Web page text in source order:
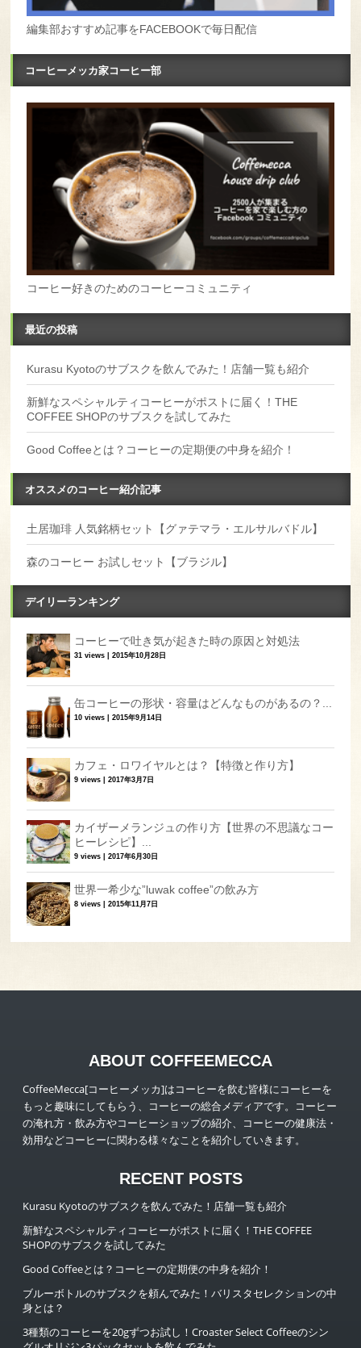
編集部おすすめ記事をFACEBOOKで毎日配信
コーヒーメッカ家コーヒー部
コーヒー好きのためのコーヒーコミュニティ
最近の投稿
Kurasu Kyotoのサブスクを飲んでみた！店舗一覧も紹介
新鮮なスペシャルティコーヒーがポストに届く！THE
COFFEE SHOPのサブスクを試してみた
Good Coffeeとは？コーヒーの定期便の中身を紹介！
オススメのコーヒー紹介記事
土居珈琲 人気銘柄セット【グァテマラ・エルサルバドル】
森のコーヒー お試しセット【ブラジル】
デイリーランキング
コーヒーで吐き気が起きた時の原因と対処法
31 views |2015年10月28日
缶コーヒーの形状・容量はどんなものがあるの？...
10 views |2015年9月14日
カフェ・ロワイヤルとは？【特徴と作り方】
9 views |2017年3月7日
カイザーメランジュの作り方【世界の不思議なコー
ヒーレシピ】...
9 views |2017年6月30日
世界一希少な”luwak coffee”の飲み方
8 views |2015年11月7日
ABOUT COFFEEMECCA
CoffeeMecca[コーヒーメッカ]はコーヒーを飲む皆様にコーヒーを
もっと趣味にしてもらう、コーヒーの総合メディアです。コーヒー
の淹れ方・飲み方やコーヒーショップの紹介、コーヒーの健康法・
効用などコーヒーに関わる様々なことを紹介していきます。
RECENT POSTS
Kurasu Kyotoのサブスクを飲んでみた！店舗一覧も紹介
新鮮なスペシャルティコーヒーがポストに届く！THE COFFEE
SHOPのサブスクを試してみた
Good Coffeeとは？コーヒーの定期便の中身を紹介！
ブルーボトルのサブスクを頼んでみた！バリスタセレクションの中
身とは？
3種類のコーヒーを20gずつお試し！Croaster Select Coffeeのシン